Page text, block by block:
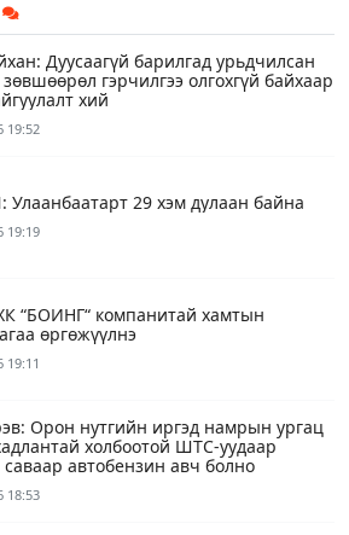
Дуусаагүй барилгад урьдчилсан
гэрчилгээ олгохгүй байхаар
хий
19:52
29 хэм дулаан байна
19:19
“БОИНГ“ компанитай хамтын
өргөжүүлнэ
19:11
Орон нутгийн иргэд намрын ургац
холбоотой ШТС-уудаар
автобензин авч болно
18:53